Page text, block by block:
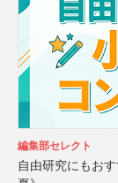
編集部セレクト
自由研究にもお